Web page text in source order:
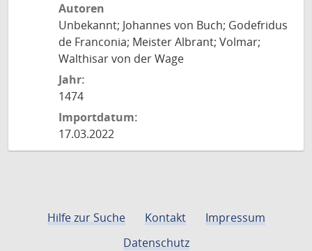
Autoren
Unbekannt; Johannes von Buch; Godefridus
de Franconia; Meister Albrant; Volmar;
Walthisar von der Wage
Jahr:
1474
Importdatum:
17.03.2022
Hilfe zur Suche Kontakt
Impressum
Datenschutz